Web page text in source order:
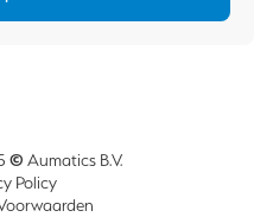
© Aumatics B.V.
Policy